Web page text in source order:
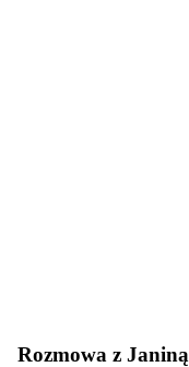
Rozmowa z